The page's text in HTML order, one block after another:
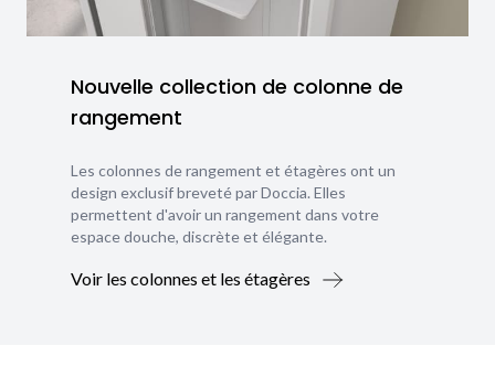
Nouvelle collection de colonne de
rangement
Les colonnes de rangement et étagères ont un
design exclusif breveté par Doccia. Elles
permettent d'avoir un rangement dans votre
espace douche, discrète et élégante.
Voir les colonnes et les étagères